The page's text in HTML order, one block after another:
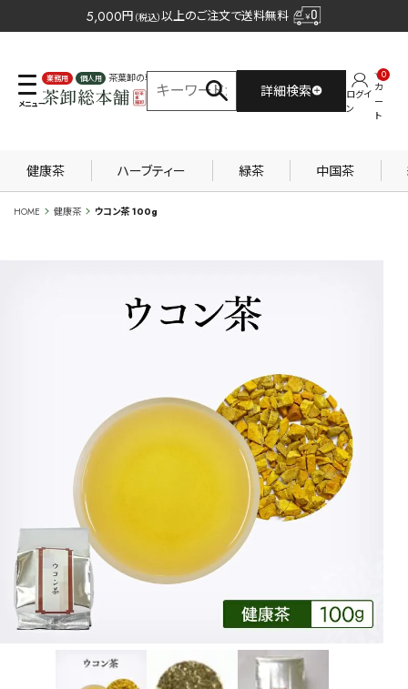
5,000円 （税込）以上のご注文で送料無料
業務用 個人用
茶葉卸の専門サイト
詳細検索
ログイ
ン
カ
ー
ト
0
健康茶 ハーブティー 緑茶 中国茶
HOME 健康茶 ウコン茶 100g